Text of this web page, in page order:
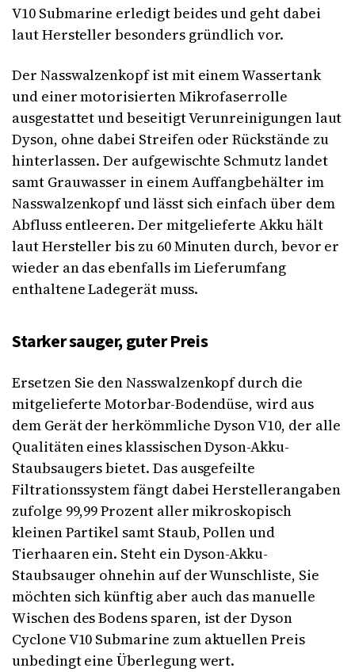
V10 Submarine erledigt beides und geht dabei
laut Hersteller besonders gründlich vor.
Der Nasswalzenkopf ist mit einem Wassertank
und einer motorisierten Mikrofaserrolle
ausgestattet und beseitigt Verunreinigungen laut
Dyson, ohne dabei Streifen oder Rückstände zu
hinterlassen. Der aufgewischte Schmutz landet
samt Grauwasser in einem Auffangbehälter im
Nasswalzenkopf und lässt sich einfach über dem
Abfluss entleeren. Der mitgelieferte Akku hält
laut Hersteller bis zu 60 Minuten durch, bevor er
wieder an das ebenfalls im Lieferumfang
enthaltene Ladegerät muss.
Starker sauger, guter Preis
Ersetzen Sie den Nasswalzenkopf durch die
mitgelieferte Motorbar-Bodendüse, wird aus
dem Gerät der herkömmliche Dyson V10, der alle
Qualitäten eines klassischen Dyson-Akku-
Staubsaugers bietet. Das ausgefeilte
Filtrationssystem fängt dabei Herstellerangaben
zufolge 99,99 Prozent aller mikroskopisch
kleinen Partikel samt Staub, Pollen und
Tierhaaren ein. Steht ein Dyson-Akku-
Staubsauger ohnehin auf der Wunschliste, Sie
möchten sich künftig aber auch das manuelle
Wischen des Bodens sparen, ist der Dyson
Cyclone V10 Submarine zum aktuellen Preis
unbedingt eine Überlegung wert.